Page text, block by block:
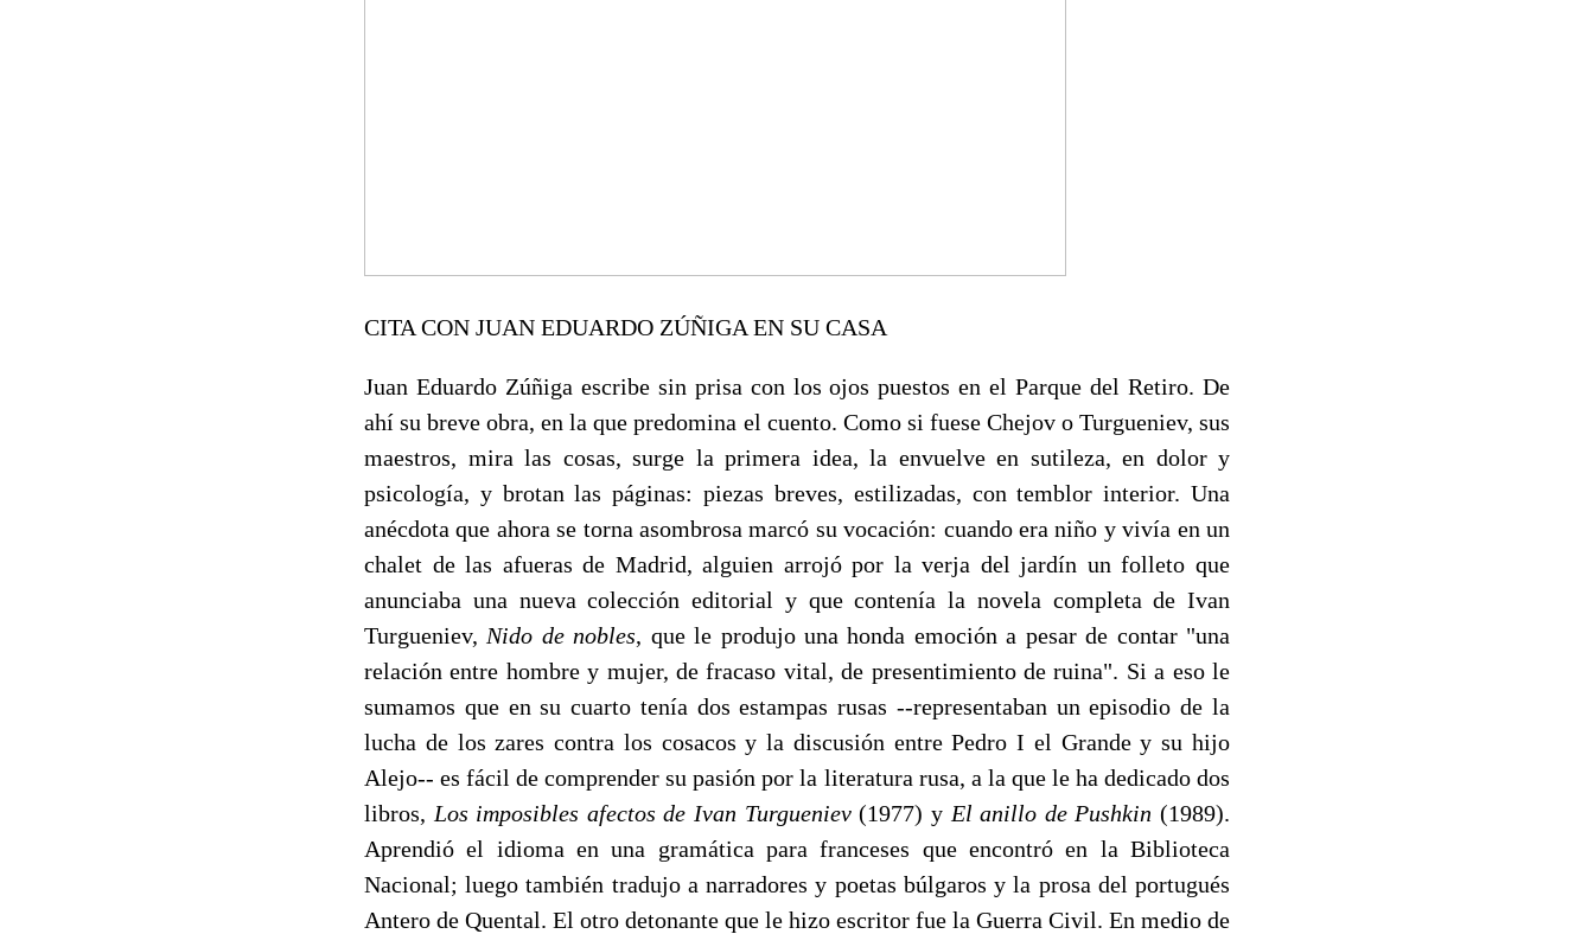
CITA CON JUAN EDUARDO ZÚÑIGA EN SU CASA
Juan Eduardo Zúñiga escribe sin prisa con los ojos puestos en el Parque del Retiro. De
ahí su breve obra, en la que predomina el cuento. Como si fuese Chejov o Turgueniev, sus
maestros, mira las cosas, surge la primera idea, la envuelve en sutileza, en dolor y
psicología, y brotan las páginas: piezas breves, estilizadas, con temblor interior. Una
anécdota que ahora se torna asombrosa marcó su vocación: cuando era niño y vivía en un
chalet de las afueras de Madrid, alguien arrojó por la verja del jardín un folleto que
anunciaba una nueva colección editorial y que contenía la novela completa de Ivan
Turgueniev, Nido de nobles, que le produjo una honda emoción a pesar de contar "una
relación entre hombre y mujer, de fracaso vital, de presentimiento de ruina". Si a eso le
sumamos que en su cuarto tenía dos estampas rusas --representaban un episodio de la
lucha de los zares contra los cosacos y la discusión entre Pedro I el Grande y su hijo
Alejo-- es fácil de comprender su pasión por la literatura rusa, a la que le ha dedicado dos
libros, Los imposibles afectos de Ivan Turgueniev(1977) y El anillo de Pushkin (1989).
Aprendió el idioma en una gramática para franceses que encontró en la Biblioteca
Nacional; luego también tradujo a narradores y poetas búlgaros y la prosa del portugués
Antero de Quental. El otro detonante que le hizo escritor fue la Guerra Civil. En medio de